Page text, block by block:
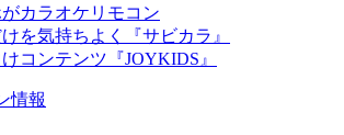
カラオケリモコン
を気持ちよく『サビカラ』
コンテンツ『JOYKIDS』
情報